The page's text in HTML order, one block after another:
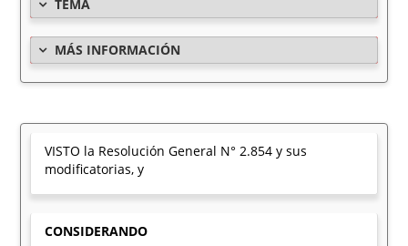
TEMA
MÁS INFORMACIÓN
VISTO la Resolución General N° 2.854 y sus
modificatorias, y
CONSIDERANDO